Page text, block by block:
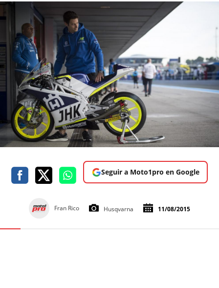
Seguir a Moto1pro en Google
Fran Rico Husqvarna 11/08/2015